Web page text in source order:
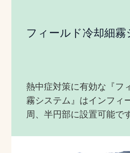
フィールド冷却細霧
熱中症対策に有効な『フ
霧システム』はインフィ
周、半円部に設置可能で